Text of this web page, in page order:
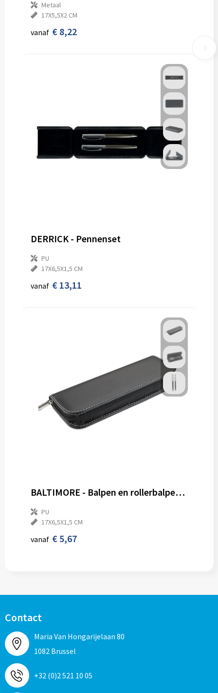
Metaal
17X5,5X2 CM
vanaf € 8,22
DERRICK - Pennenset
PU
17X6,5X1,5 CM
vanaf € 13,11
BALTIMORE - Balpen en rollerbalpen set
PU
17X6,5X1,5 CM
vanaf € 5,67
Contact
Maria Van Hongarijelaan 80
1082 Brussel
+32 (0)2 521 10 05